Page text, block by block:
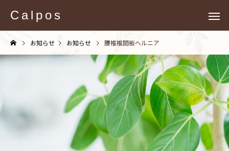
Calpos
お知らせ お知らせ 腰椎椎間板ヘルニア